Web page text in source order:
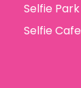
Selfie Park
Selfie Cafe